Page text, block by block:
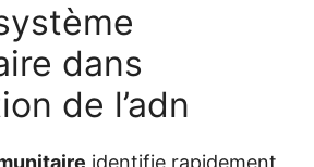
dans
de l’adn
identifie rapidement